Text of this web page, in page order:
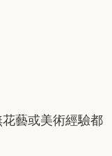
藝或美術經驗都